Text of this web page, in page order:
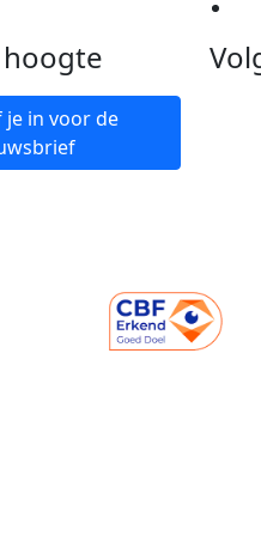
je in voor de